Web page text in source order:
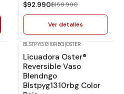
$92.990$159.990
Ver detalles
-31%
Dcto.
No disponible
BLSTPYG1310RBG OSTER
Licuadora Oster®
Reversible Vaso
Blendngo
Blstpyg1310rbg Color